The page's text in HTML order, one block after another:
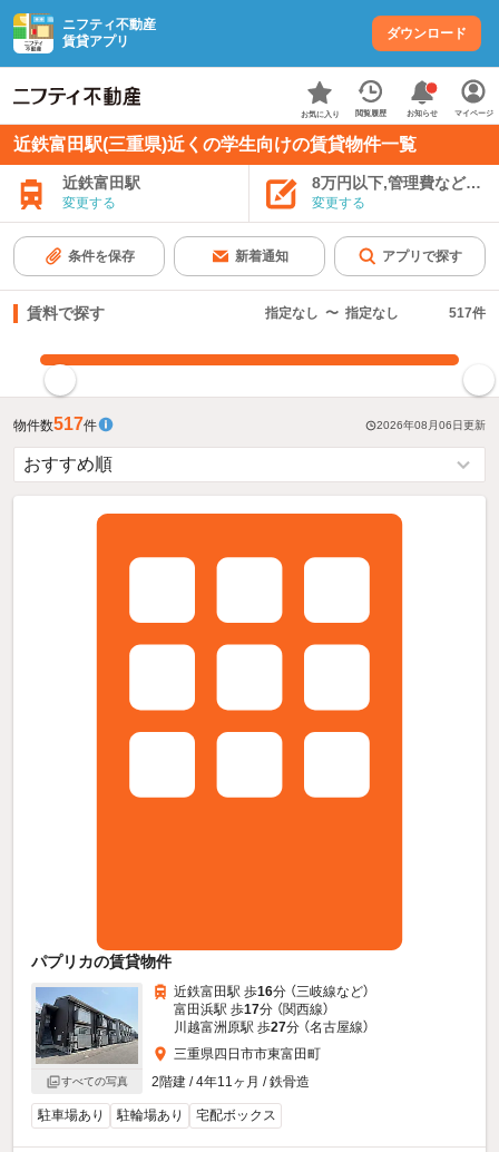
ニフティ不動産
賃貸アプリ
ダウンロード
お気に入り 閲覧履歴 お知らせ マイページ
近鉄富田駅(三重県)近くの学生向けの賃貸物件一覧
近鉄富田駅
変更する
8万円以下,管理費など込み
変更する
条件を保存 新着通知 アプリで探す
賃料で探す 指定なし 〜 指定なし 517件
物件数517件 2026年08月06日更新
パプリカの賃貸物件
すべての写真
近鉄富田駅 歩16分 （三岐線など）
富田浜駅 歩17分 （関西線）
川越富洲原駅 歩27分 （名古屋線）
三重県四日市市東富田町
2階建 / 4年11ヶ月 / 鉄骨造
駐車場あり 駐輪場あり 宅配ボックス